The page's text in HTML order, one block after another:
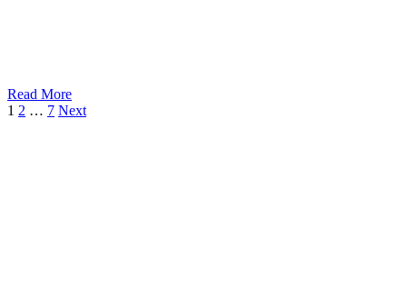
Read More
1 2 … 7 Next